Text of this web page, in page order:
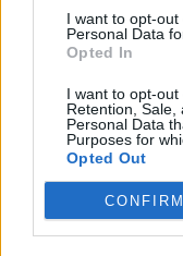
I want to opt-
Personal Data
Opted In
I want to opt-out
Retention, Sale,
Personal Data
Purposes for
Opted Out
CONFIRM
tirane